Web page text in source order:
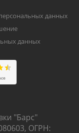
данных
данных
"Барс"
ОГРН: